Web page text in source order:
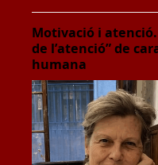
Motivació i atenció.
de l’atenció” de
humana